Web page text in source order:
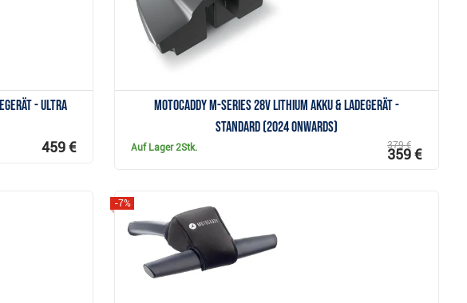
- ULTRA
459 €
Motocaddy M-Series 28V Lithium Akku & Ladegerät -
Standard (2024 onwards)
Auf Lager2Stk. 379 €
359 €
-7%
Anzeigen